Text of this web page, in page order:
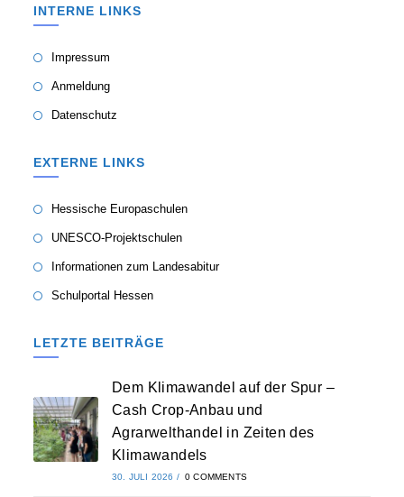
INTERNE LINKS
Impressum
Anmeldung
Datenschutz
EXTERNE LINKS
Hessische Europaschulen
UNESCO-Projektschulen
Informationen zum Landesabitur
Schulportal Hessen
LETZTE BEITRÄGE
Dem Klimawandel auf der Spur –
Cash Crop-Anbau und
Agrarwelthandel in Zeiten des
Klimawandels
30. JULI 2026 / 0 COMMENTS